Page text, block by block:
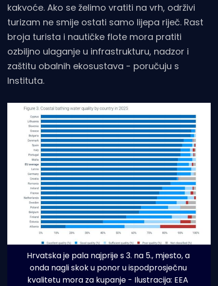
kakvoće. Ako se želimo vratiti na vrh, održivi
turizam ne smije ostati samo lijepa riječ. Rast
broja turista i nautičke flote mora pratiti
ozbiljno ulaganje u infrastrukturu, nadzor i
zaštitu obalnih ekosustava - poručuju s
Instituta.
Hrvatska je pala najprije s 3. na 5., mjesto, a
onda nagli skok u ponor u ispodprosječnu
kvalitetu mora za kupanje - Ilustracija: EEA